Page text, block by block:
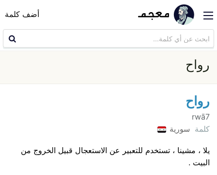
أضف كلمة
رواح
رواح
rwā7
كلمة سورية
يلا ، مشينا ، تستخدم للتعبير عن الاستعجال قبيل الخروج من
البيت .